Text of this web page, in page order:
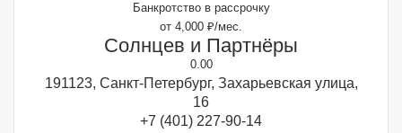
Банкротство в рассрочку
от 4,000 ₽/мес.
Солнцев и Партнёры
0.00
191123, Санкт-Петербург, Захарьевская улица,
16
+7 (401) 227-90-14